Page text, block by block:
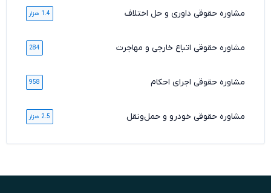
مشاوره حقوقی داوری و حل اختلاف 1.4 هزار
مشاوره حقوقی اتباع خارجی و مهاجرت 284
مشاوره حقوقی اجرای احکام 958
مشاوره حقوقی خودرو و حمل‌ونقل 2.5 هزار